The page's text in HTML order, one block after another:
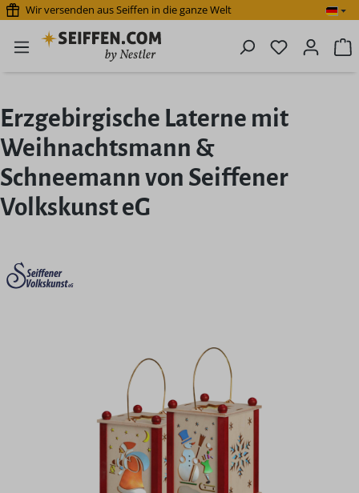
Zum Hauptinhalt springen
Wir versenden aus Seiffen in die ganze Welt
Du hast 0
Erzgebirgische Laterne mit
Weihnachtsmann &
Schneemann von Seiffener
Volkskunst eG
Bildergalerie überspringen